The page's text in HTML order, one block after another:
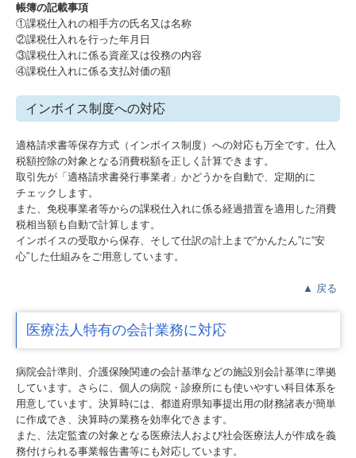
帳簿の記載事項
①課税仕入れの相手方の氏名又は名称
②課税仕入れを行った年月日
③課税仕入れに係る資産又は役務の内容
④課税仕入れに係る支払対価の額
インボイス制度への対応
適格請求書等保存方式（インボイス制度）への対応も万全です。仕入
税額控除の対象となる消費税額を正しく計算できます。
取引先が「適格請求書発行事業者」かどうかを自動で、定期的に
チェックします。
また、免税事業者等からの課税仕入れに係る経過措置を適用した消費
税相当額も自動で計算します。
インボイスの受取から保存、そして仕訳の計上まで“かんたん”に“安
心”した仕組みをご用意しています。
▲ 戻る
医療法人特有の会計業務に対応
病院会計準則、介護保険関連の会計基準などの施設別会計基準に準拠
しています。さらに、個人の病院・診療所にも使いやすい科目体系を
用意しています。決算時には、都道府県知事提出用の財務諸表が簡単
に作成でき、決算時の業務を効率化できます。
また、法定監査の対象となる医療法人および社会医療法人が作成を義
務付けられる事業報告書等にも対応しています。